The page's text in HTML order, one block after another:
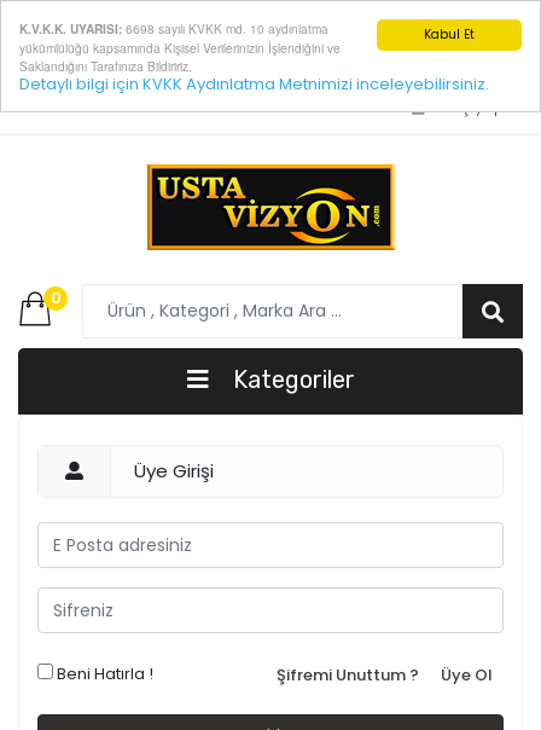
Kabul Et
K.V.K.K. UYARISI: 6698 sayılı KVKK md. 10 aydınlatma
yükümlülüğü kapsamında Kişisel Verilerinizin İşlendiğini ve
Saklandığını Tarafınıza Bildiririz.
Detaylı bilgi için KVKK Aydınlatma Metnimizi inceleyebilirsiniz.
Giriş yap
0
Kategoriler
Üye Girişi
Beni Hatırla ! Üye Ol
Şifremi Unuttum ?